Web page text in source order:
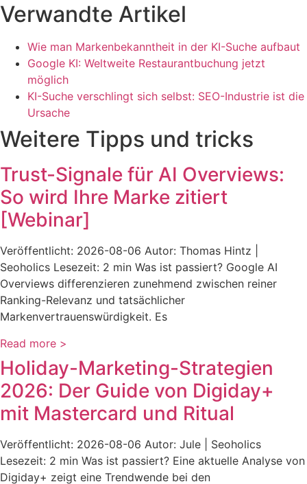
Verwandte Artikel
Wie man Markenbekanntheit in der KI-Suche aufbaut
Google KI: Weltweite Restaurantbuchung jetzt
möglich
KI-Suche verschlingt sich selbst: SEO-Industrie ist die
Ursache
Weitere Tipps und tricks
Trust-Signale für AI Overviews:
So wird Ihre Marke zitiert
[Webinar]
Veröffentlicht: 2026-08-06 Autor: Thomas Hintz |
Seoholics Lesezeit: 2 min Was ist passiert? Google AI
Overviews differenzieren zunehmend zwischen reiner
Ranking-Relevanz und tatsächlicher
Markenvertrauenswürdigkeit. Es
Read more >
Holiday-Marketing-Strategien
2026: Der Guide von Digiday+
mit Mastercard und Ritual
Veröffentlicht: 2026-08-06 Autor: Jule | Seoholics
Lesezeit: 2 min Was ist passiert? Eine aktuelle Analyse von
Digiday+ zeigt eine Trendwende bei den